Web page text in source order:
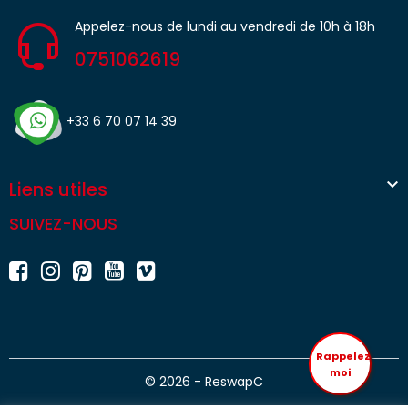
Appelez-nous de lundi au vendredi de 10h à 18h
0751062619
+33 6 70 07 14 39
Liens utiles 
SUIVEZ-NOUS
© 2026 - ReswapC
Rappelez
moi